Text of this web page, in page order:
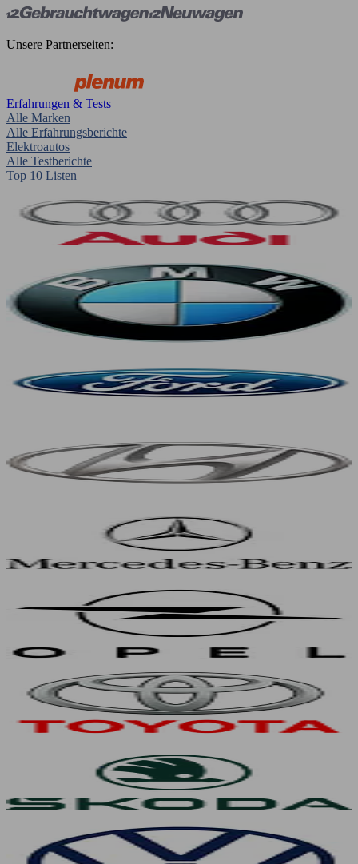
Unsere Partnerseiten:
Erfahrungen & Tests
Alle Marken
Alle Erfahrungsberichte
Elektroautos
Alle Testberichte
Top 10 Listen